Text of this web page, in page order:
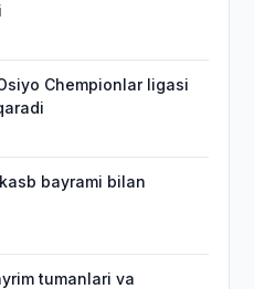
Chempionlar ligasi
bayrami bilan
tumanlari va